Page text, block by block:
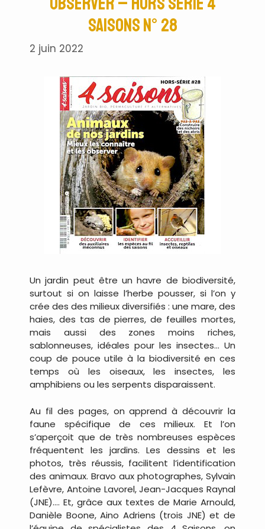
saisons n° 28
2 juin 2022
Un jardin peut être un havre de biodiversité,
surtout si on laisse l’herbe pousser, si l’on y
crée des des milieux diversifiés : une mare, des
haies, des tas de pierres, de feuilles mortes,
mais aussi des zones moins riches,
sablonneuses, idéales pour les insectes… Un
coup de pouce utile à la biodiversité en ces
temps où les oiseaux, les insectes, les
amphibiens ou les serpents disparaissent.
Au fil des pages, on apprend à découvrir la
faune spécifique de ces milieux. Et l’on
s’aperçoit que de très nombreuses espèces
fréquentent les jardins. Les dessins et les
photos, très réussis, facilitent l’identification
des animaux. Bravo aux photographes, Sylvain
Lefèvre, Antoine Lavorel, Jean-Jacques Raynal
(JNE)…. Et, grâce aux textes de Marie Arnould,
Danièle Boone, Aino Adriens (trois JNE) et de